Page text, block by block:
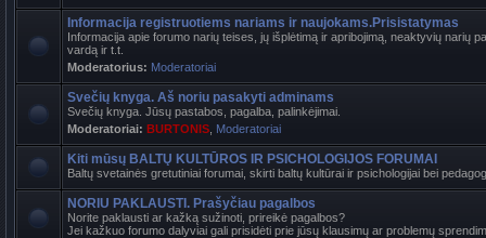
Informacija registruotiems nariams ir naujokams.Prisistatymas
Informacija apie forumo narių teises, jų išplėtimą ir apribojimą, neaktyvių narių
vardą ir t.t.
Moderatorius: Moderatoriai
Svečių knyga. Aš noriu pasakyti adminams
Svečių knyga. Jūsų pastabos, pagalba, palinkėjimai.
Moderatoriai: BURTONIS Moderatoriai
Kiti mūsų BALTŲ KULTŪROS IR PSICHOLOGIJOS FORUMAI
Baltų svetainės gretutiniai forumai, skirti baltų kultūrai ir psichologijai bei
NORIU PAKLAUSTI. Prašyčiau pagalbos
Norite paklausti ar kažką sužinoti, prireikė pagalbos?
Jei kažkuo forumo dalyviai gali prisidėti prie jūsų klausimų ar problemų